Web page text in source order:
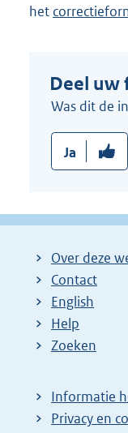
het
Deel uw
Was dit de
Ja
Over deze
Contact
English
Help
Zoeken
Informatie
Privacy en